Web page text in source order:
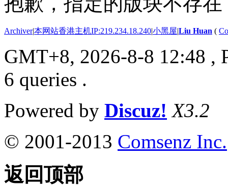
Archiver|本网站香港主机IP:219.234.18.240|小黑屋|Liu Huan (
GMT+8, 2026-8-8 12:48 ,
6 queries .
Powered by Discuz! X3.2
© 2001-2013 Comsenz Inc.
返回顶部